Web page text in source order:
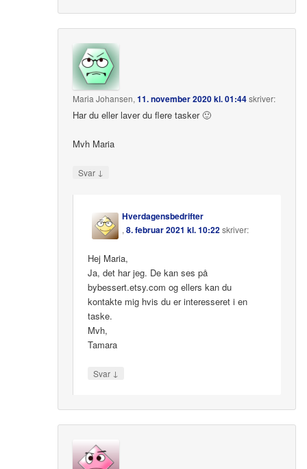
Maria Johansen,11. november 2020 kl. 01:44skriver:
Har du eller laver du flere tasker 🙂
Mvh Maria
Svar ↓
Hverdagensbedrifter
,8. februar 2021 kl. 10:22skriver:
Hej Maria,
Ja, det har jeg. De kan ses på
bybessert.etsy.com og ellers kan du
kontakte mig hvis du er interesseret i en
taske.
Mvh,
Tamara
Svar ↓